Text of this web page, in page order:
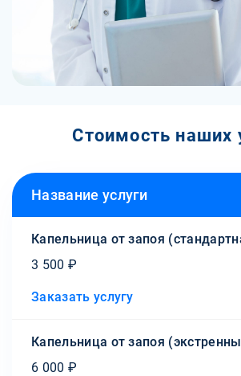
Стоимость наших
Название услуги
Капельница от запоя
3 500 ₽
Заказать услугу
Капельница от запоя
6 000 ₽